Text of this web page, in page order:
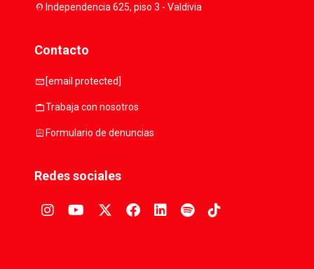
location_onIndependencia 625, piso 3 - Valdivia
Contacto
mail [email protected]
workTrabaja con nosotros
assignmentFormulario de denuncias
Redes sociales